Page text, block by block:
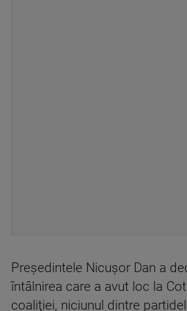
Preşedintele Nicuşor Dan a
întâlnirea care a avut loc la
coaliţiei, niciunul dintre